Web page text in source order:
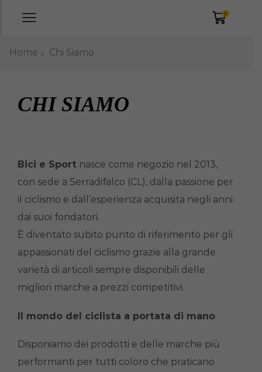
0
Home Chi Siamo
CHI SIAMO
Bici e Sport nasce come negozio nel 2013,
con sede a Serradifalco (CL), dalla passione per
il ciclismo e dall’esperienza acquisita negli anni
dai suoi fondatori.
È diventato subito punto di riferimento per gli
appassionati del ciclismo grazie alla grande
varietà di articoli sempre disponibili delle
migliori marche a prezzi competitivi.
Il mondo del ciclista a portata di mano
Disponiamo dei prodotti e delle marche più
performanti per tutti coloro che praticano